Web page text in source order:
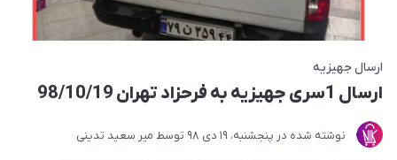
ارسال جهیزیه
ارسال 1سری جهیزیه به فرحزاد تهران 98/10/19
نوشته شده در پنجشنبه، 19 دی 98 توسط میر سعید تدینی